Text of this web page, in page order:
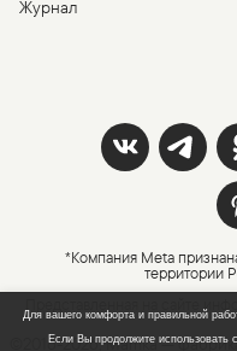
Журнал
*Компания Meta
территории
©2016-2026, Mamka —
Для вашего комфорта и правильной
Если Вы продолжите использовать